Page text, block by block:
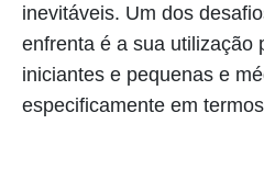
inevitáveis. Um dos
enfrenta é a sua utilização
iniciantes e pequenas e
especificamente em